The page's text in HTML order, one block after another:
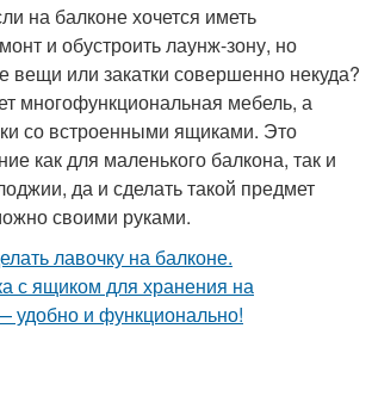
на балконе хочется иметь
и обустроить лаунж-зону, но
вещи или закатки совершенно некуда?
многофункциональная мебель, а
со встроенными ящиками. Это
как для маленького балкона, так и
да и сделать такой предмет
своими руками.